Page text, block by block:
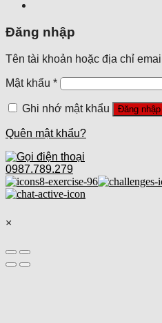
Đăng nhập
Tên tài khoản hoặc địa chỉ email
Mật khẩu *
Ghi nhớ mật khẩu Đăng nhập
Quên mật khẩu?
0987.789.279
×